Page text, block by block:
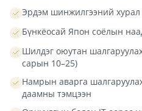
Эрдэм шинжилгээний
Бүнкёосай Япон соёлын
Шилдэг оюутан
сарын 10–25)
Намрын аварга
даамны тэмцээн